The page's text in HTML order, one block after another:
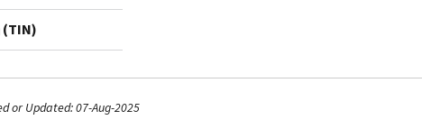
or Updated: 07-Aug-2025